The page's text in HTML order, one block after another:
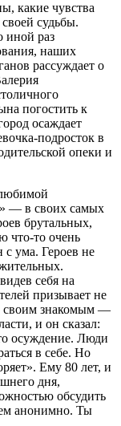
какие чувства
судьбы.
иной раз
наших
рассуждает о
погостить к
осаждает
подросток в
опеки и
— в своих самых
брутальных,
что-то очень
ума. Героев не
себя на
призывает не
своим знакомым —
и он сказал:
осуждение. Люди
в себе. Но
Ему 80 лет, и
дня,
обсудить
анонимно. Ты